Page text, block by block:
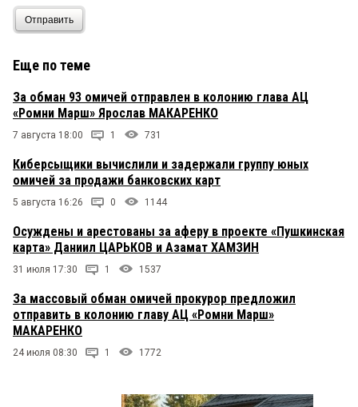
Отправить
Еще по теме
За обман 93 омичей отправлен в колонию глава АЦ
«Ромни Марш» Ярослав МАКАРЕНКО
7 августа 18:00 1 731
Киберсыщики вычислили и задержали группу юных
омичей за продажи банковских карт
5 августа 16:26 0 1144
Осуждены и арестованы за аферу в проекте «Пушкинская
карта» Даниил ЦАРЬКОВ и Азамат ХАМЗИН
31 июля 17:30 1 1537
За массовый обман омичей прокурор предложил
отправить в колонию главу АЦ «Ромни Марш»
МАКАРЕНКО
24 июля 08:30 1 1772